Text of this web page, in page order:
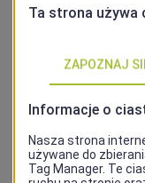
20x45 mz
Milczańska),
– wszystko